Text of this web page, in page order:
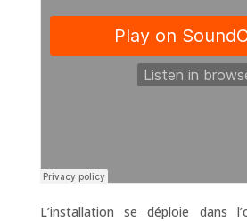
L’installation se déploie dans